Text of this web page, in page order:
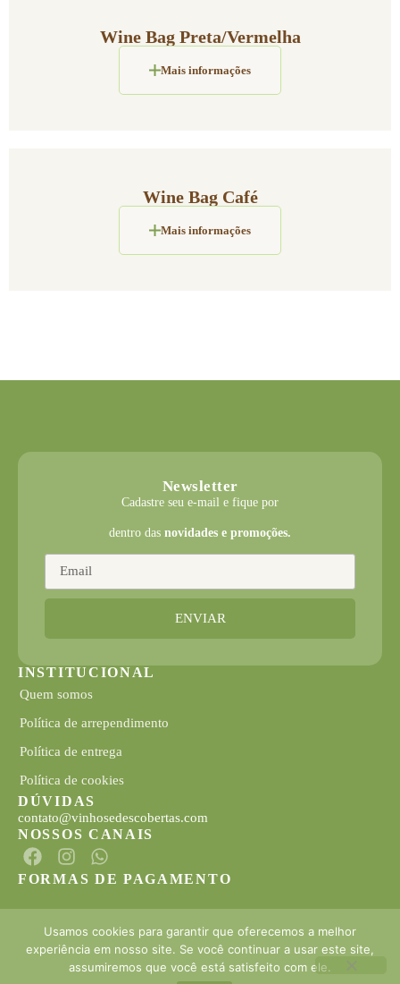
Wine Bag Preta/Vermelha
Mais informações
Wine Bag Café
Mais informações
Newsletter
Cadastre seu e-mail e fique por
dentro das novidades e promoções.
ENVIAR
INSTITUCIONAL
Quem somos
Política de arrependimento
Política de entrega
Política de cookies
DÚVIDAS
contato@vinhosedescobertas.com
NOSSOS CANAIS
FORMAS DE PAGAMENTO
Aprecie commoderação . Se beber, não dirija.A venda de bebidas alcoólicas
Usamos cookies para garantir que oferecemos a melhor
experiência em nosso site. Se você continuar a usar este site,
assumiremos que você está satisfeito com ele.